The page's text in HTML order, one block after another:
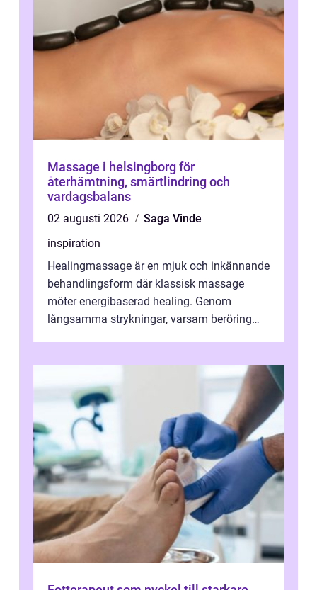
Massage i helsingborg för
återhämtning, smärtlindring och
vardagsbalans
02 augusti 2026
Saga Vinde
inspiration
Healingmassage är en mjuk och inkännande
behandlingsform där klassisk massage
möter energibaserad healing. Genom
långsamma strykningar, varsam beröring